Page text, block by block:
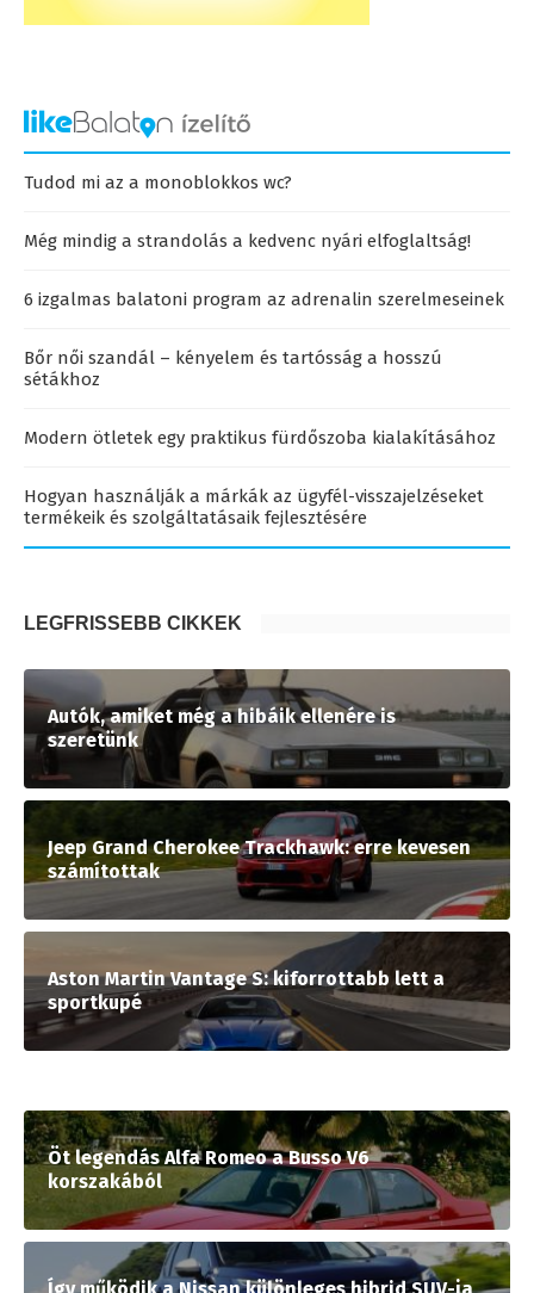
Tudod mi az a monoblokkos wc?
Még mindig a strandolás a kedvenc nyári elfoglaltság!
6 izgalmas balatoni program az adrenalin szerelmeseinek
Bőr női szandál – kényelem és tartósság a hosszú
sétákhoz
Modern ötletek egy praktikus fürdőszoba kialakításához
Hogyan használják a márkák az ügyfél-visszajelzéseket
termékeik és szolgáltatásaik fejlesztésére
LEGFRISSEBB CIKKEK
Autók, amiket még a hibáik ellenére is
szeretünk
Jeep Grand Cherokee Trackhawk: erre kevesen
számítottak
Aston Martin Vantage S: kiforrottabb lett a
sportkupé
Öt legendás Alfa Romeo a Busso V6
korszakából